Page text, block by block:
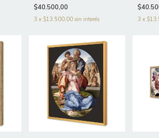
$40.500,00
3 x$13.500,00 sin interés 3 x